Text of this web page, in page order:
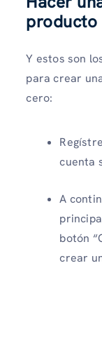
producto
Y estos son
para crear
cero:
cuenta
A
botón
crear